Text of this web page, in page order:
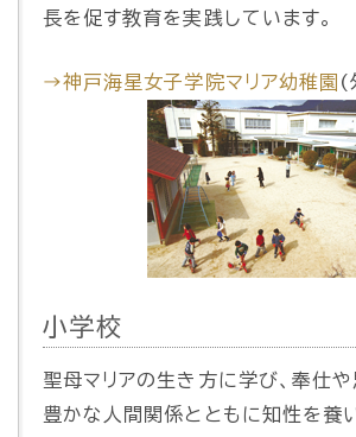
長を促す教育を実践しています。
→神戸海星女子学院マリア幼稚園 (
小学校
聖母マリアの生き方に学び、奉仕や
豊かな人間関係とともに知性を養